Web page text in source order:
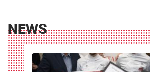
NEWS